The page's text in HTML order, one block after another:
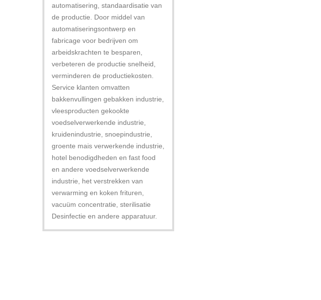
automatisering, standaardisatie van
de productie. Door middel van
automatiseringsontwerp en
fabricage voor bedrijven om
arbeidskrachten te besparen,
verbeteren de productie snelheid,
verminderen de productiekosten.
Service klanten omvatten
bakkenvullingen gebakken industrie,
vleesproducten gekookte
voedselverwerkende industrie,
kruidenindustrie, snoepindustrie,
groente mais verwerkende industrie,
hotel benodigdheden en fast food
en andere voedselverwerkende
industrie, het verstrekken van
verwarming en koken frituren,
vacuüm concentratie, sterilisatie
Desinfectie en andere apparatuur.